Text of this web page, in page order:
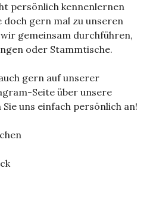
persönlich kennenlernen
doch gern mal zu unseren
gemeinsam durchführen,
oder Stammtische.
gern auf unserer
Seite über unsere
uns einfach persönlich an!